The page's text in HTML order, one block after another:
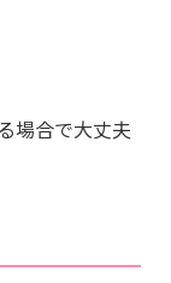
場合で大丈夫